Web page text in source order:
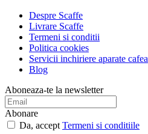
Despre Scaffe
Livrare Scaffe
Termeni si conditii
Politica cookies
Servicii inchiriere aparate cafea
Blog
Aboneaza-te la newsletter
Abonare
Da, accept Termeni si conditiile